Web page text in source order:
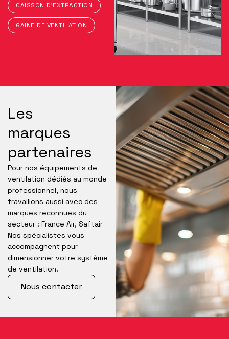
CAISSON D'EXTRACTION
GAINE DE VENTILATION
Les
marques
partenaires
Pour nos équipements de
ventilation dédiés au monde
professionnel, nous
travaillons aussi avec des
marques reconnues du
secteur : France Air, Saftair
Nos spécialistes vous
accompagnent pour
dimensionner votre système
de ventilation.
Nous contacter